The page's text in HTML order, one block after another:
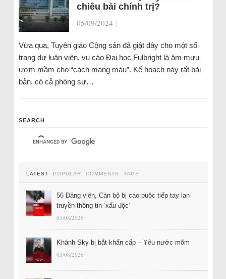
chiêu bài chính trị?
05/09/2024 |
Vừa qua, Tuyên giáo Cộng sản đã giật dây cho một số
trang dư luận viên, vu cáo Đại học Fulbright là âm mưu
ươm mầm cho “cách mạng màu”. Kế hoạch này rất bài
bản, có cả phóng sự…
SEARCH
LATEST POPULAR COMMENTS TAGS
56 Đảng viên, Cán bộ bị cáo buộc tiếp tay lan
truyền thông tin ‘xấu độc’
05/08/2026
Khánh Sky bị bắt khẩn cấp – Yêu nước mõm
05/08/2026